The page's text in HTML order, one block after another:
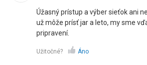
Úžasný prístup a výber sieťok ani
už môže prísť jar a leto, my sme
pripravení.
Užitočné? Áno